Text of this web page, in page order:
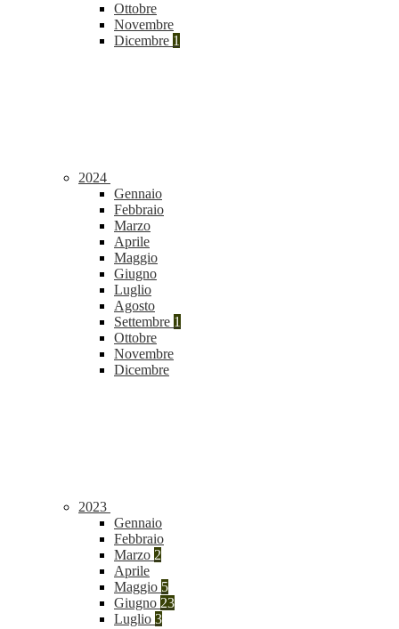
Ottobre
Novembre
Dicembre 1
2024
Gennaio
Febbraio
Marzo
Aprile
Maggio
Giugno
Luglio
Agosto
Settembre 1
Ottobre
Novembre
Dicembre
2023
Gennaio
Febbraio
Marzo 2
Aprile
Maggio 5
Giugno 23
Luglio 3